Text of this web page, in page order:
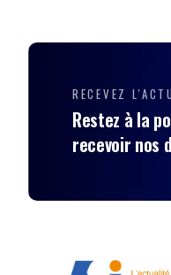
RECEVEZ
Restez à la
recevoir nos